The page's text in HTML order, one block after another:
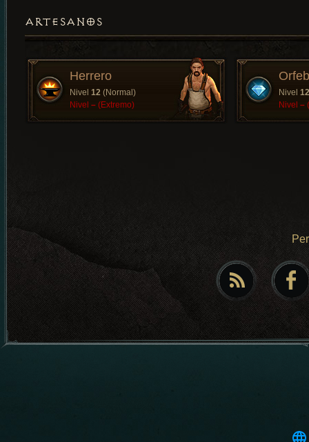
ARTESANOS
Herrero
Nivel 12 (Normal)
Nivel – (Extremo)
Nivel 12
Nivel –